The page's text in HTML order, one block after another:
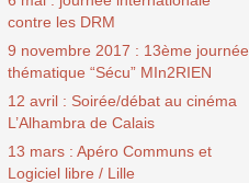
contre les DRM
9 novembre 2017 : 13ème journée
thématique “Sécu” MIn2RIEN
12 avril : Soirée/débat au cinéma
L’Alhambra de Calais
13 mars : Apéro Communs et
Logiciel libre / Lille